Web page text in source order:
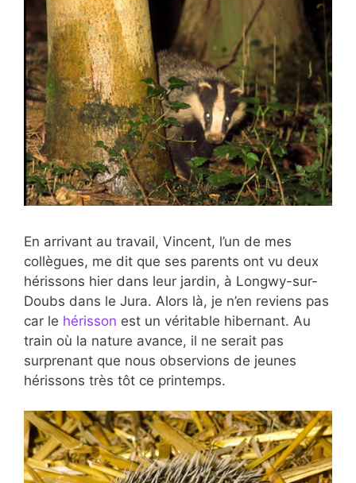
En arrivant au travail, Vincent, l’un de mes
collègues, me dit que ses parents ont vu deux
hérissons hier dans leur jardin, à Longwy-sur-
Doubs dans le Jura. Alors là, je n’en reviens pas
car le hérisson est un véritable hibernant. Au
train où la nature avance, il ne serait pas
surprenant que nous observions de jeunes
hérissons très tôt ce printemps.